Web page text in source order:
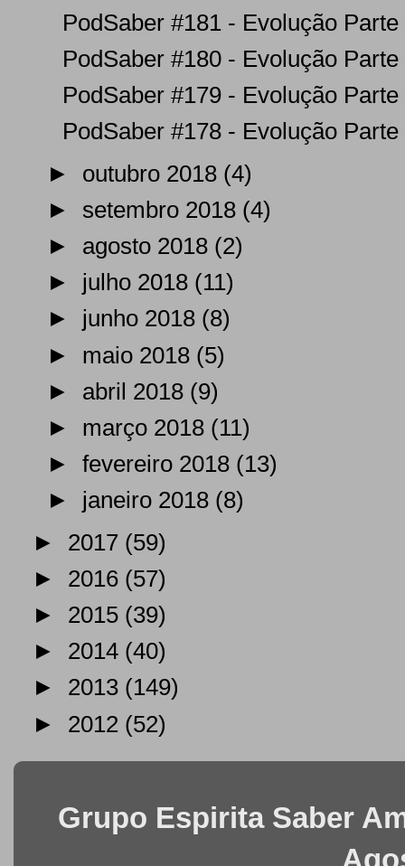
PodSaber #181 - Evolução Parte
PodSaber #180 - Evolução Parte
PodSaber #179 - Evolução Parte
PodSaber #178 - Evolução Parte
► outubro 2018 (4)
► setembro 2018 (4)
► agosto 2018 (2)
► julho 2018 (11)
► junho 2018 (8)
► maio 2018 (5)
► abril 2018 (9)
► março 2018 (11)
►fevereiro 2018 (13)
► janeiro 2018 (8)
► 2017 (59)
► 2016 (57)
► 2015 (39)
► 2014 (40)
► 2013 (149)
► 2012 (52)
Grupo Espirita Saber